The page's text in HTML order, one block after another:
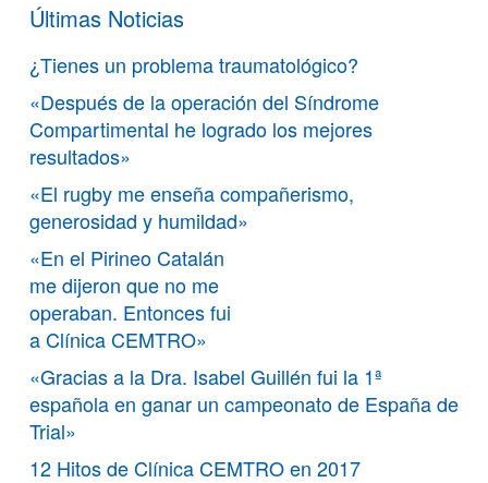
Últimas Noticias
¿Tienes un problema traumatológico?
«Después de la operación del Síndrome
Compartimental he logrado los mejores
resultados»
«El rugby me enseña compañerismo,
generosidad y humildad»
«En el Pirineo Catalán
me dijeron que no me
operaban. Entonces fui
a Clínica CEMTRO»
«Gracias a la Dra. Isabel Guillén fui la 1ª
española en ganar un campeonato de España de
Trial»
12 Hitos de Clínica CEMTRO en 2017